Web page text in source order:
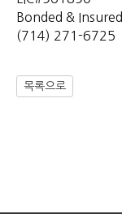
Bonded & Insured
(714) 271-6725
목록으로